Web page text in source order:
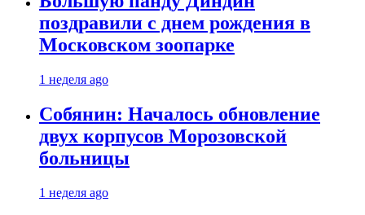
поздравили с днем рождения в
Московском зоопарке
1 неделя ago
Собянин: Началось обновление
двух корпусов Морозовской
больницы
1 неделя ago